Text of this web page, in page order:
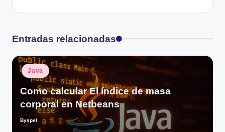
Entradas relacionadas
Publicado
en
Java
Como calcular El índice de masa
corporal en Netbeans
Publicado
por
Byspel